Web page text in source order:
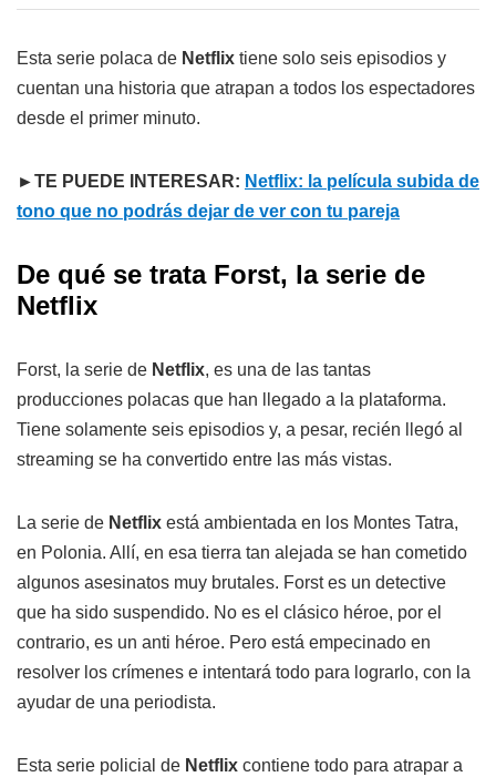
Esta serie polaca de Netflix tiene solo seis episodios y
cuentan una historia que atrapan a todos los espectadores
desde el primer minuto.
►TE PUEDE INTERESAR: Netflix: la película subida de
tono que no podrás dejar de ver con tu pareja
De qué se trata Forst, la serie de
Netflix
Forst, la serie de Netflix, es una de las tantas
producciones polacas que han llegado a la plataforma.
Tiene solamente seis episodios y, a pesar, recién llegó al
streaming se ha convertido entre las más vistas.
La serie de Netflix está ambientada en los Montes Tatra,
en Polonia. Allí, en esa tierra tan alejada se han cometido
algunos asesinatos muy brutales. Forst es un detective
que ha sido suspendido. No es el clásico héroe, por el
contrario, es un anti héroe. Pero está empecinado en
resolver los crímenes e intentará todo para lograrlo, con la
ayudar de una periodista.
Esta serie policial de Netflix contiene todo para atrapar a